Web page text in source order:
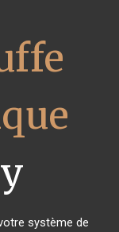
système de